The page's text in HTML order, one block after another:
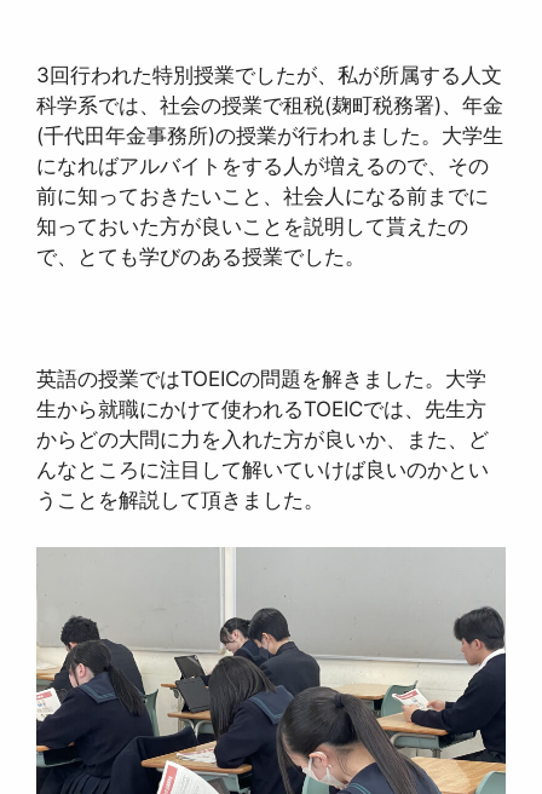
3回行われた特別授業でしたが、私が所属する人文
科学系では、社会の授業で租税(麹町税務署)、年金
(千代田年金事務所)の授業が行われました。大学生
になればアルバイトをする人が増えるので、その
前に知っておきたいこと、社会人になる前までに
知っておいた方が良いことを説明して貰えたの
で、とても学びのある授業でした。
英語の授業ではTOEICの問題を解きました。大学
生から就職にかけて使われるTOEICでは、先生方
からどの大問に力を入れた方が良いか、また、ど
んなところに注目して解いていけば良いのかとい
うことを解説して頂きました。